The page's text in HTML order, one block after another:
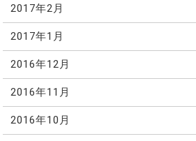
2017年2月
2017年1月
2016年12月
2016年11月
2016年10月